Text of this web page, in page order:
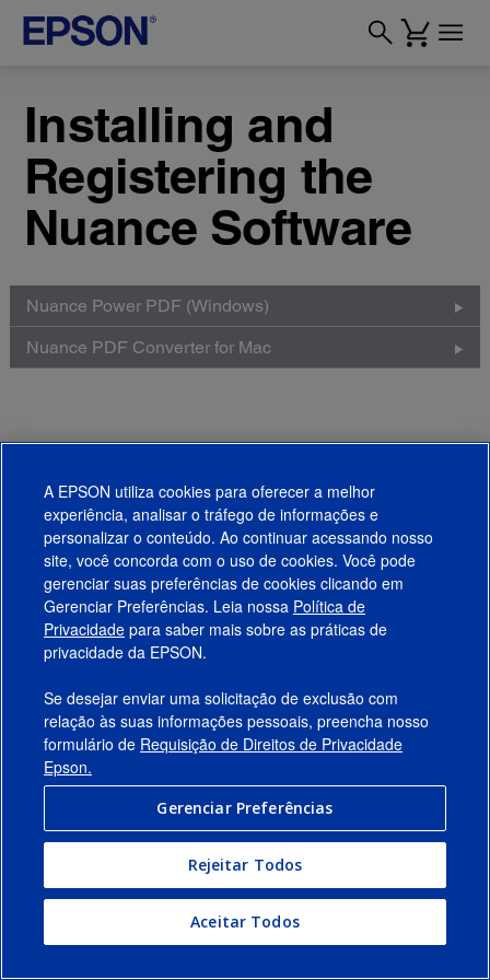
Installing and
Registering the
Nuance Software
Nuance Power PDF (Windows)
Nuance PDF Converter for Mac
Produtos
Suporte
Links Sugeridos
Empresa
Conecte-se com a Epson
Termos de Uso
A EPSON utiliza cookies para oferecer a melhor
experiência, analisar o tráfego de informações e
personalizar o conteúdo. Ao continuar acessando nosso
site, você concorda com o uso de cookies. Você pode
gerenciar suas preferências de cookies clicando em
Gerenciar Preferências. Leia nossa Política de
Privacidade para saber mais sobre as práticas de
privacidade da EPSON.
Se desejar enviar uma solicitação de exclusão com
relação às suas informações pessoais, preencha nosso
formulário de Requisição de Direitos de Privacidade
Epson.
Gerenciar Preferências
Rejeitar Todos
Aceitar Todos